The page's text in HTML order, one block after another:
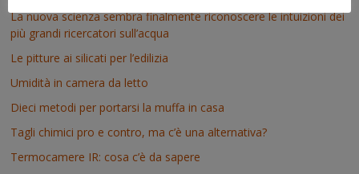
La nuova scienza sembra finalmente riconoscere le intuizioni dei
più grandi ricercatori sull’acqua
Le pitture ai silicati per l’edilizia
Umidità in camera da letto
Dieci metodi per portarsi la muffa in casa
Tagli chimici pro e contro, ma c’è una alternativa?
Termocamere IR: cosa c’è da sapere